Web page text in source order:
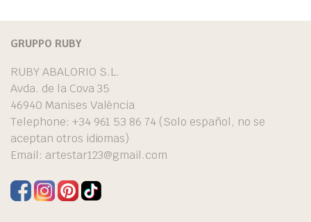
GRUPPO RUBY
RUBY ABALORIO S.L.
Avda. de la Cova 35
46940 Manises València
Telephone: +34 961 53 86 74 (Solo español, no se
aceptan otros idiomas)
Email: artestar123@gmail.com